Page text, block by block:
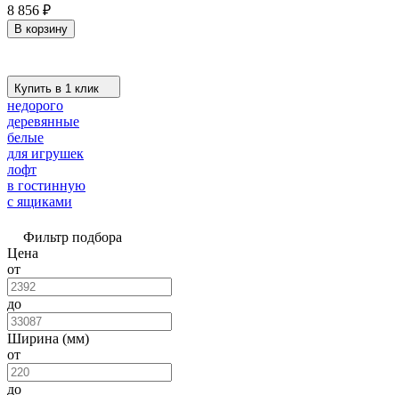
8 856 ₽
В корзину
Купить в 1 клик
недорого
деревянные
белые
для игрушек
лофт
в гостинную
с ящиками
Фильтр подбора
Цена
от
до
Ширина (мм)
от
до